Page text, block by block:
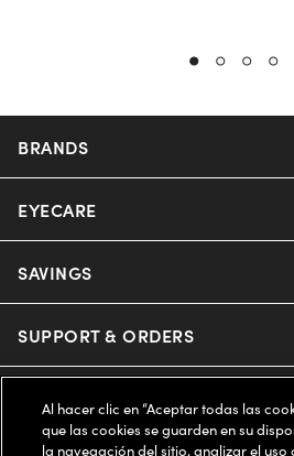
BRANDS
Nuance Audio
Ray-Ban
Oakley
Ray-Ban | Meta
Oakley Meta
EYECARE
Our Eyeglasses
Our Sunglasses
Ray-Ban | Meta
SAVINGS
Offers & Discount
FSA & HSA
SUPPORT & ORDERS
Help Center
LEGAL
Al hacer clic en “Aceptar todas las
que las cookies se guarden en su
la navegación del sitio, analizar el uso